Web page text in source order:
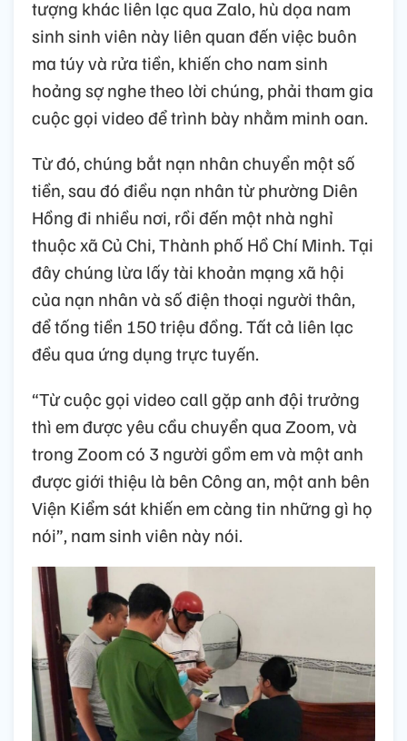
tượng khác liên lạc qua Zalo, hù dọa nam
sinh sinh viên này liên quan đến việc buôn
ma túy và rửa tiền, khiến cho nam sinh
hoảng sợ nghe theo lời chúng, phải tham gia
cuộc gọi video để trình bày nhằm minh oan.
Từ đó, chúng bắt nạn nhân chuyển một số
tiền, sau đó điều nạn nhân từ phường Diên
Hồng đi nhiều nơi, rồi đến một nhà nghỉ
thuộc xã Củ Chi, Thành phố Hồ Chí Minh. Tại
đây chúng lừa lấy tài khoản mạng xã hội
của nạn nhân và số điện thoại người thân,
để tống tiền 150 triệu đồng. Tất cả liên lạc
đều qua ứng dụng trực tuyến.
“Từ cuộc gọi video call gặp anh đội trưởng
thì em được yêu cầu chuyển qua Zoom, và
trong Zoom có 3 người gồm em và một anh
được giới thiệu là bên Công an, một anh bên
Viện Kiểm sát khiến em càng tin những gì họ
nói”, nam sinh viên này nói.